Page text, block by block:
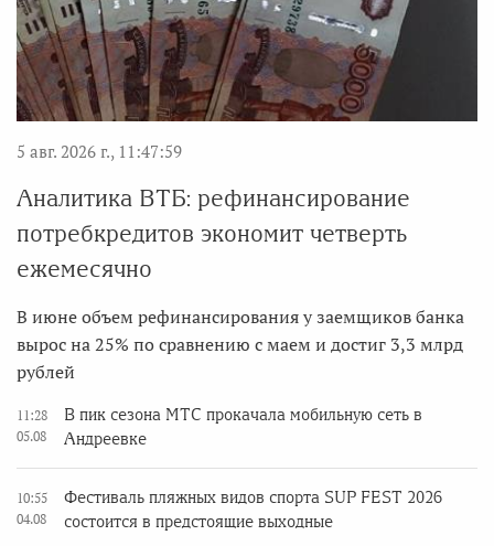
5 авг. 2026 г., 11:47:59
Аналитика ВТБ: рефинансирование
потребкредитов экономит четверть
ежемесячно
В июне объем рефинансирования у заемщиков банка
вырос на 25% по сравнению с маем и достиг 3,3 млрд
рублей
11:28
05.08
В пик сезона МТС прокачала мобильную сеть в
Андреевке
10:55
04.08
Фестиваль пляжных видов спорта SUP FEST 2026
состоится в предстоящие выходные